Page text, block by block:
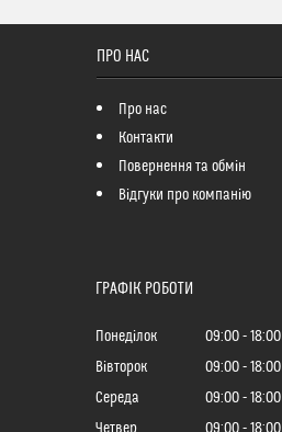
ПРО НАС
Про нас
Контакти
Повернення та обмін
Відгуки про компанію
ГРАФІК РОБОТИ
Понеділок 09:00
18:00
Вівторок
09:00
18:00
Середа
09:00
18:00